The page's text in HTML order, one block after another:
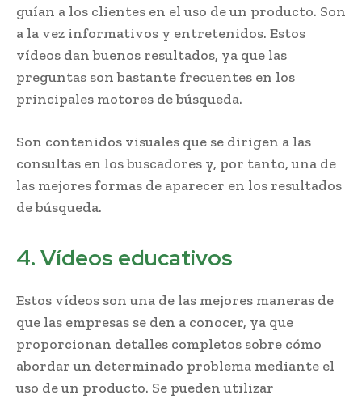
guían a los clientes en el uso de un producto. Son
a la vez informativos y entretenidos. Estos
vídeos dan buenos resultados, ya que las
preguntas son bastante frecuentes en los
principales motores de búsqueda.
Son contenidos visuales que se dirigen a las
consultas en los buscadores y, por tanto, una de
las mejores formas de aparecer en los resultados
de búsqueda.
4. Vídeos educativos
Estos vídeos son una de las mejores maneras de
que las empresas se den a conocer, ya que
proporcionan detalles completos sobre cómo
abordar un determinado problema mediante el
uso de un producto. Se pueden utilizar